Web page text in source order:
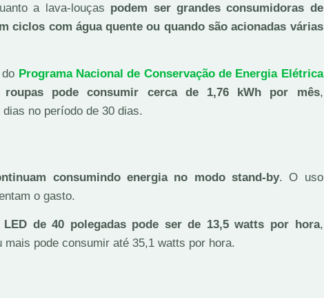
a lava-louças podem ser grandes consumidoras de
ciclos com água quente ou quando são acionadas várias
Programa Nacional de Conservação de Energia Elétrica
pode consumir cerca de 1,76 kWh por mês,
no período de 30 dias.
consumindo energia no modo stand-by. O uso
o gasto.
de 40 polegadas pode ser de 13,5 watts por hora,
mais pode consumir até 35,1 watts por hora.